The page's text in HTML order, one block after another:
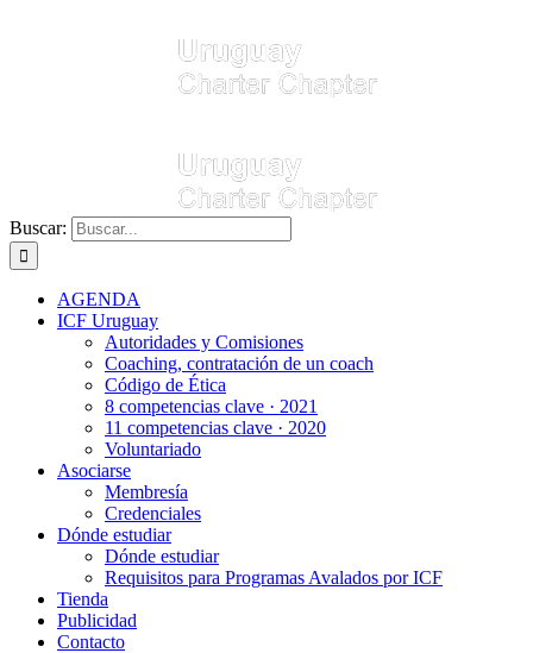
Buscar:
AGENDA
ICF Uruguay
Autoridades y Comisiones
Coaching, contratación de un coach
Código de Ética
8 competencias clave · 2021
11 competencias clave · 2020
Voluntariado
Asociarse
Membresía
Credenciales
Dónde estudiar
Dónde estudiar
Requisitos para Programas Avalados por ICF
Tienda
Publicidad
Contacto